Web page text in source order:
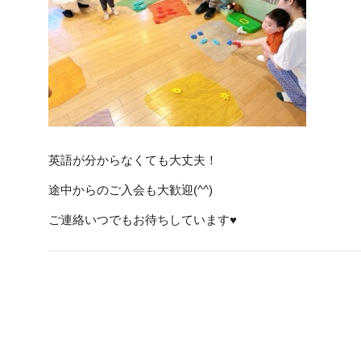
英語が分からなくても大丈夫！
途中からのご入会も大歓迎(^^)
ご連絡いつでもお待ちしています♥️